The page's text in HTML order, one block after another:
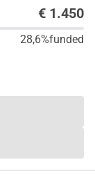
€ 1.450
28,6%funded